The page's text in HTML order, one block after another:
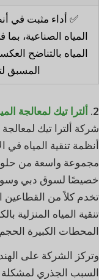
✅ أداء مثبت في
المياه الصناعية، بما
المياه بالتناضح
المسبق
2. ألترا تيك لمعالجة
شركة ألترا تيك
أنظمة تنقية المياه في
مجموعة واسعة من
خصيصًا لسوق دبي وسوق
تخدم كلاً من القطاعين
تنقية المياه المنزلية
المحطات الكبيرة الحجم
وتركز الشركة على
السبب الجذري لمشكلة